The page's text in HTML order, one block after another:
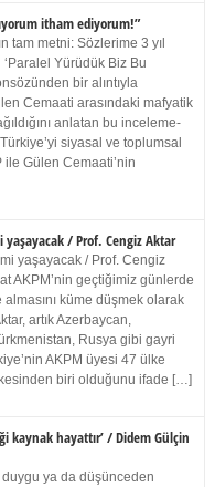
itham ediyorum!”
tam metni: Sözlerime 3 yıl
‘Paralel Yürüdük Biz Bu
bir alıntıyla
Cemaati arasındaki mafyatik
anlatan bu inceleme-
siyasal ve toplumsal
Gülen Cemaati’nin
/ Prof. Cengiz Aktar
yaşayacak / Prof. Cengiz
AKPM’nin geçtiğimiz günlerde
küme düşmek olarak
artık Azerbaycan,
Rusya gibi gayri
AKPM üyesi 47 ülke
biri olduğunu ifade […]
kaynak hayattır’ / Didem Gülçin
ya da düşünceden